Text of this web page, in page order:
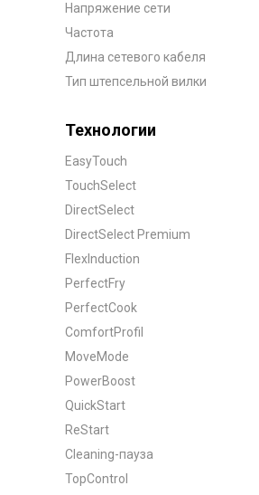
Напряжение сети
Частота
Длина сетевого кабеля
Тип штепсельной вилки
Технологии
EasyTouch
TouchSelect
DirectSelect
DirectSelect Premium
FlexInduction
PerfectFry
PerfectCook
ComfortProfil
MoveMode
PowerBoost
QuickStart
ReStart
Cleaning-пауза
TopControl